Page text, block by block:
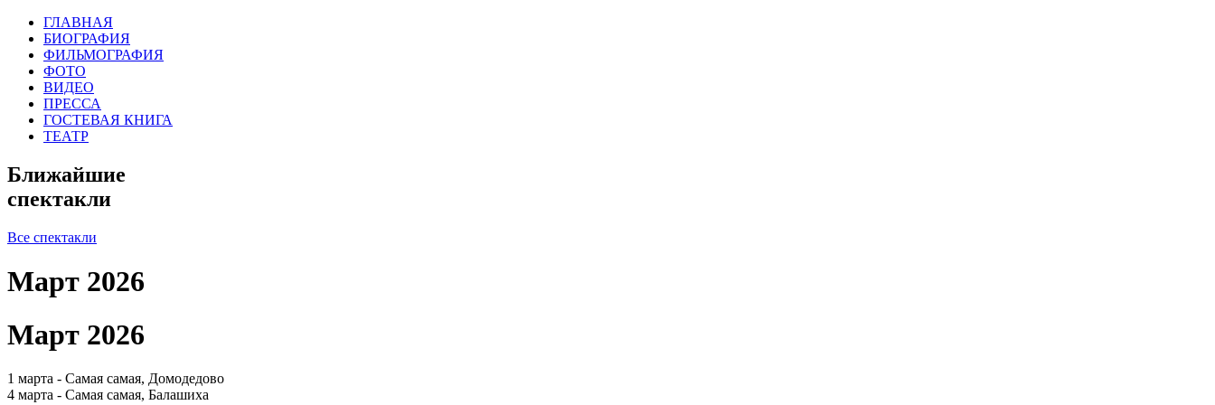
ГЛАВНАЯ
БИОГРАФИЯ
ФИЛЬМОГРАФИЯ
ФОТО
ВИДЕО
ПРЕССА
ГОСТЕВАЯ КНИГА
ТЕАТР
Ближайшие
спектакли
Все спектакли
Март 2026
Март 2026
1 марта - Самая самая, Домодедово
4 марта - Самая самая, Балашиха